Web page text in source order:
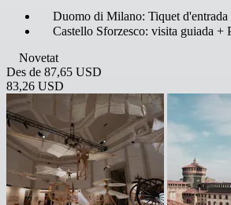
Duomo di Milano: Tiquet d'entrada
Castello Sforzesco: visita guiada +
Novetat
Des de 87,65 USD
83,26 USD